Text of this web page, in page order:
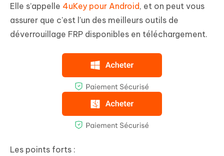
Elle s’appelle 4uKey pour Android, et on peut vous
assurer que c'est l'un des meilleurs outils de
déverrouillage FRP disponibles en téléchargement.
Les points forts :